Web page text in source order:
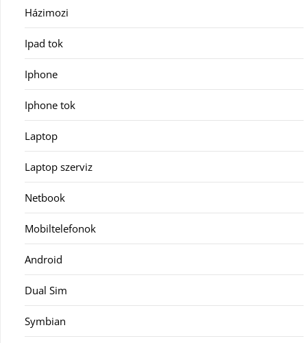
Házimozi
Ipad tok
Iphone
Iphone tok
Laptop
Laptop szerviz
Netbook
Mobiltelefonok
Android
Dual Sim
Symbian